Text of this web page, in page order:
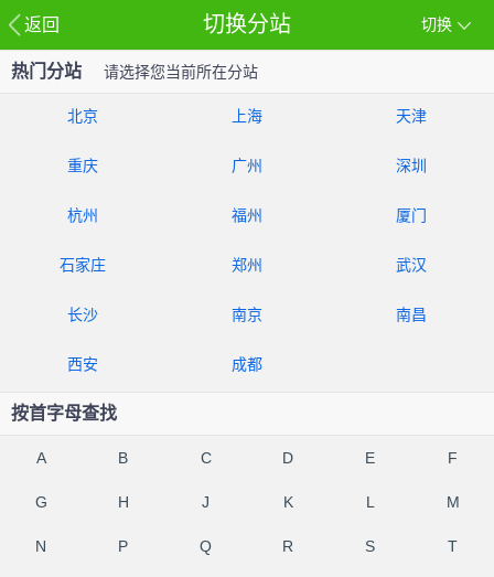
返回 切换
切换分站
热门分站 请选择您当前所在分站
北京 上海 天津
重庆 广州 深圳
杭州 福州 厦门
石家庄 郑州 武汉
长沙 南京 南昌
西安 成都
按首字母查找
A B C D E F
G H J K L M
N P Q R S T